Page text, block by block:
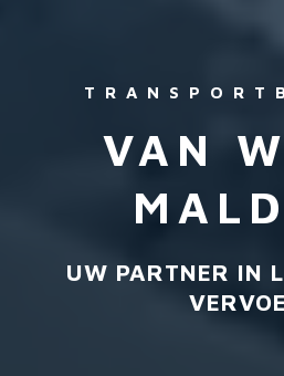
VAN
UW PARTNER IN